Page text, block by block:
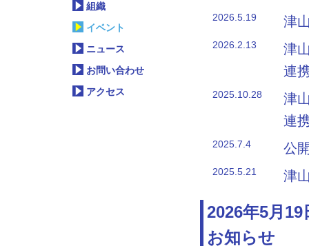
2026.5.19 津
2026.2.13
津
連
2025.10.28
津
連
2025.7.4 公
2025.5.21 津
津
連
2026年5月
お知らせ
組織
イベント
ニュース
お問い合わせ
アクセス